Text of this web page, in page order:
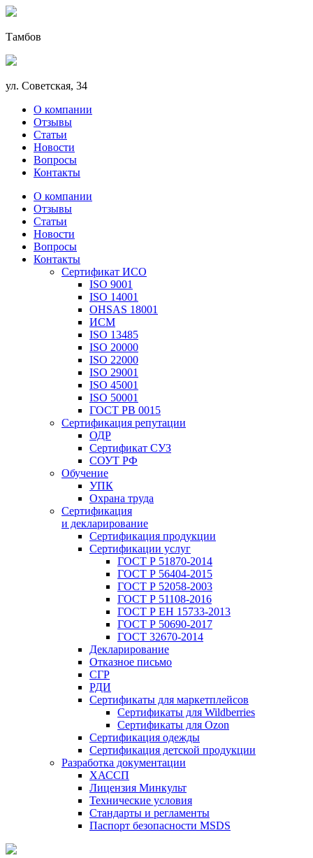
Тамбов
ул. Советская, 34
О компании
Отзывы
Статьи
Новости
Вопросы
Контакты
О компании
Отзывы
Статьи
Новости
Вопросы
Контакты
Сертификат ИСО
ISO 9001
ISO 14001
OHSAS 18001
ИСМ
ISO 13485
ISO 20000
ISO 22000
ISO 29001
ISO 45001
ISO 50001
ГОСТ РВ 0015
Сертификация репутации
ОДР
Сертификат СУЗ
СОУТ РФ
Обучение
УПК
Охрана труда
Сертификация
и декларирование
Сертификация продукции
Сертификации услуг
ГОСТ Р 51870-2014
ГОСТ Р 56404-2015
ГОСТ Р 52058-2003
ГОСТ Р 51108-2016
ГОСТ Р ЕН 15733-2013
ГОСТ Р 50690-2017
ГОСТ 32670-2014
Декларирование
Отказное письмо
СГР
РДИ
Сертификаты для маркетплейсов
Сертификаты для Wildberries
Сертификаты для Ozon
Сертификация одежды
Сертификация детской продукции
Разработка документации
ХАССП
Лицензия Минкульт
Технические условия
Стандарты и регламенты
Паспорт безопасности MSDS